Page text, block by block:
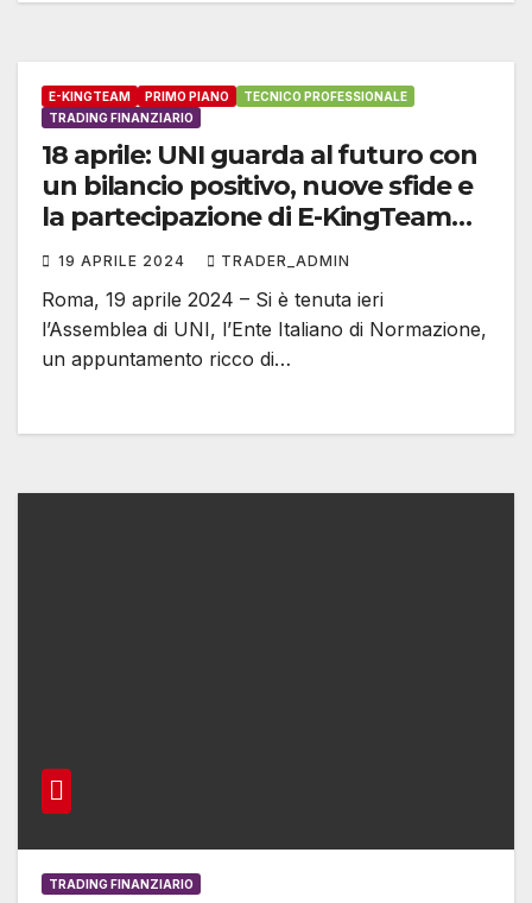
E-KINGTEAM PRIMO PIANO
TECNICO PROFESSIONALE
TRADING FINANZIARIO
18 aprile: UNI guarda al futuro con
un bilancio positivo, nuove sfide e
la partecipazione di E-KingTeam
International
19 APRILE 2024 TRADER_ADMIN
Roma, 19 aprile 2024 – Si è tenuta ieri
l’Assemblea di UNI, l’Ente Italiano di Normazione,
un appuntamento ricco di…
TRADING FINANZIARIO